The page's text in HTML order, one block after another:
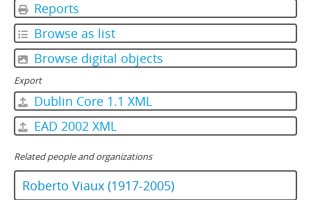
Reports
Browse as list
Browse digital objects
Export
Dublin Core 1.1 XML
EAD 2002 XML
Related people and organizations
Roberto Viaux (1917-2005)